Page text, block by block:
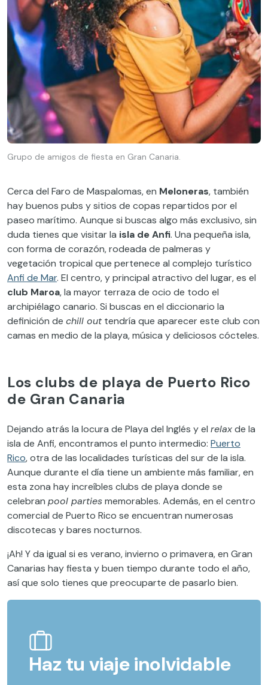
Grupo de amigos de fiesta en Gran Canaria.
Cerca del Faro de Maspalomas, en Meloneras, también
hay buenos pubs y sitios de copas repartidos por el
paseo marítimo. Aunque si buscas algo más exclusivo, sin
duda tienes que visitar la isla de Anfi. Una pequeña isla,
con forma de corazón, rodeada de palmeras y
vegetación tropical que pertenece al complejo turístico
Anfi de Mar. El centro, y principal atractivo del lugar, es el
club Maroa, la mayor terraza de ocio de todo el
archipiélago canario. Si buscas en el diccionario la
definición de chill outtendría que aparecer este club con
camas en medio de la playa, música y deliciosos cócteles.
Los clubs de playa de Puerto Rico
de Gran Canaria
Dejando atrás la locura de Playa del Inglés y el relaxde la
isla de Anfi, encontramos el punto intermedio: Puerto
Rico, otra de las localidades turísticas del sur de la isla.
Aunque durante el día tiene un ambiente más familiar, en
esta zona hay increíbles clubs de playa donde se
celebran pool partiesmemorables. Además, en el centro
comercial de Puerto Rico se encuentran numerosas
discotecas y bares nocturnos.
¡Ah! Y da igual si es verano, invierno o primavera, en Gran
Canarias hay fiesta y buen tiempo durante todo el año,
así que solo tienes que preocuparte de pasarlo bien.
Haz tu viaje inolvidable